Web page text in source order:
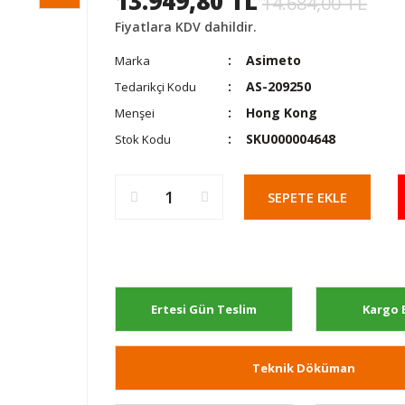
Fiyatlara KDV dahildir.
Marka Asimeto
Tedarikçi Kodu AS-209250
Menşei Hong Kong
Stok Kodu SKU000004648
SEPETE EKLE
Ertesi Gün Teslim Kargo
Teknik Döküman